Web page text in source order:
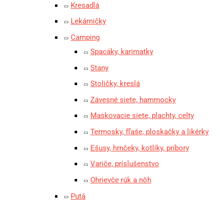
Kresadlá
Lekárničky
Camping
Spacáky, karimatky
Stany
Stoličky, kreslá
Závesné siete, hammocky
Maskovacie siete, plachty, celty
Termosky, fľaše, ploskačky a likérky
Ešusy, hrnčeky, kotlíky, príbory
Variče, príslušenstvo
Ohrievče rúk a nôh
Putá